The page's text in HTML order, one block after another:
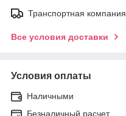
Транспортная компания
Все условия доставки
Условия оплаты
Наличными
Безналичный расчет